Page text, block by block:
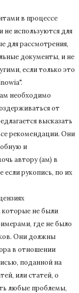
в процессе
не используются для
для рассмотрения,
документы, и не
если только это
необходимо
от
высказать
рекомендации. Они
и
автору (ам) в
рукопись, по их
не были
где не было
Они должны
в отношении
поданной на
или статей, о
любые проблемы,